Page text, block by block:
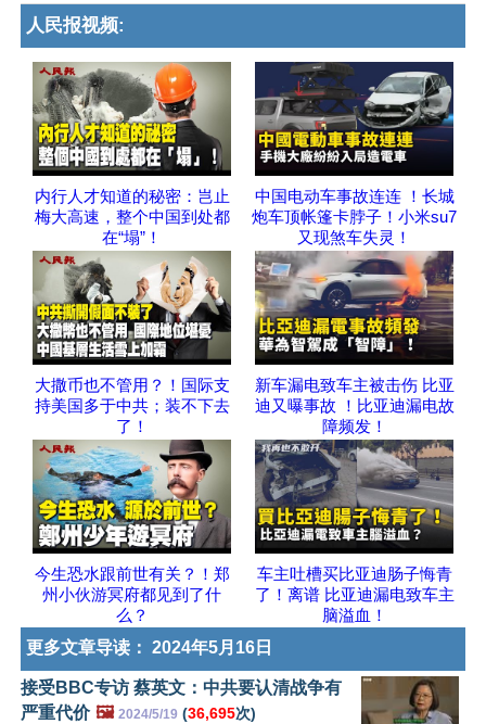
人民报视频:
内行人才知道的秘密：岂止
梅大高速，整个中国到处都
在“塌”！
中国电动车事故连连 ！长城
炮车顶帐篷卡脖子！小米su7
又现煞车失灵！
大撒币也不管用？！国际支
持美国多于中共；装不下去
了！
新车漏电致车主被击伤 比亚
迪又曝事故 ！比亚迪漏电故
障频发！
今生恐水跟前世有关？！郑
州小伙游冥府都见到了什
么？
车主吐槽买比亚迪肠子悔青
了！离谱 比亚迪漏电致车主
脑溢血！
更多文章导读： 2024年5月16日
接受BBC专访 蔡英文：中共要认清战争有
严重代价 🖼️ 2024/5/19 (36,695次)